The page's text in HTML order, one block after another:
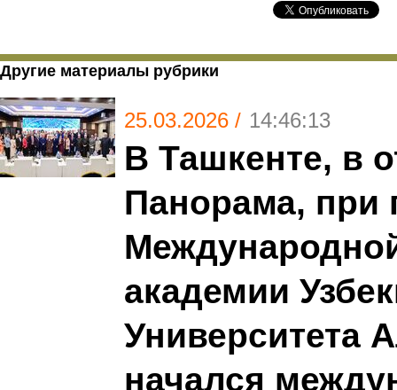
Другие материалы рубрики
25.03.2026 / 14:46:13
В Ташкенте, в
Панорама, при
академии
Университета
начался